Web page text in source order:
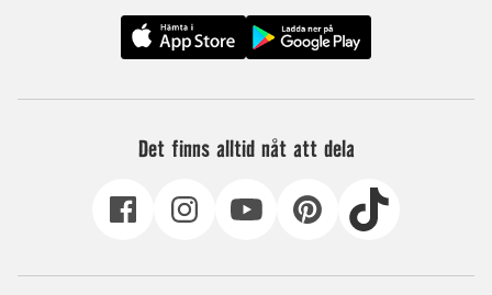
Det finns alltid nåt att dela